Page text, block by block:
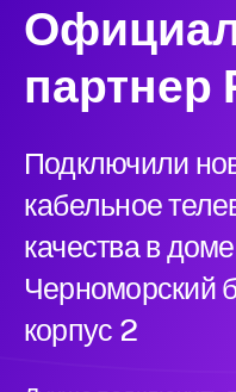
партнер
Подключили
кабельное
качества в
Черноморский
корпус 2